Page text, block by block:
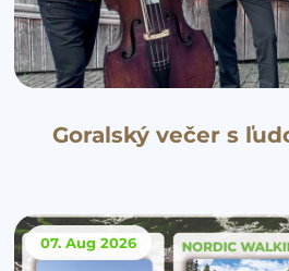
Goralský večer s
07. Aug 2026